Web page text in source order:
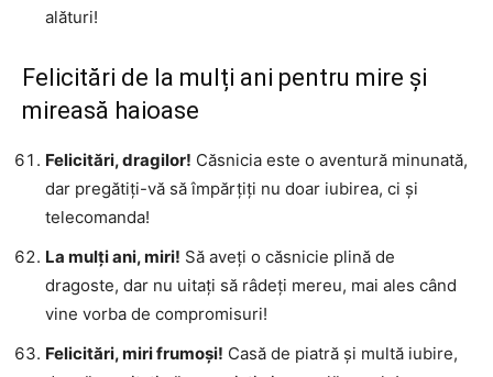
alături!
Felicitări de la mulți ani pentru mire și
mireasă haioase
Felicitări, dragilor! Căsnicia este o aventură minunată,
dar pregătiți-vă să împărțiți nu doar iubirea, ci și
telecomanda!
La mulți ani, miri! Să aveți o căsnicie plină de
dragoste, dar nu uitați să râdeți mereu, mai ales când
vine vorba de compromisuri!
Felicitări, miri frumoși! Casă de piatră și multă iubire,